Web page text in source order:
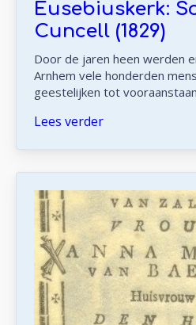
Eusebiuskerk:
Cuncell (1829)
Door de jaren heen werden
Arnhem vele honderden
geestelijken tot
Lees verder